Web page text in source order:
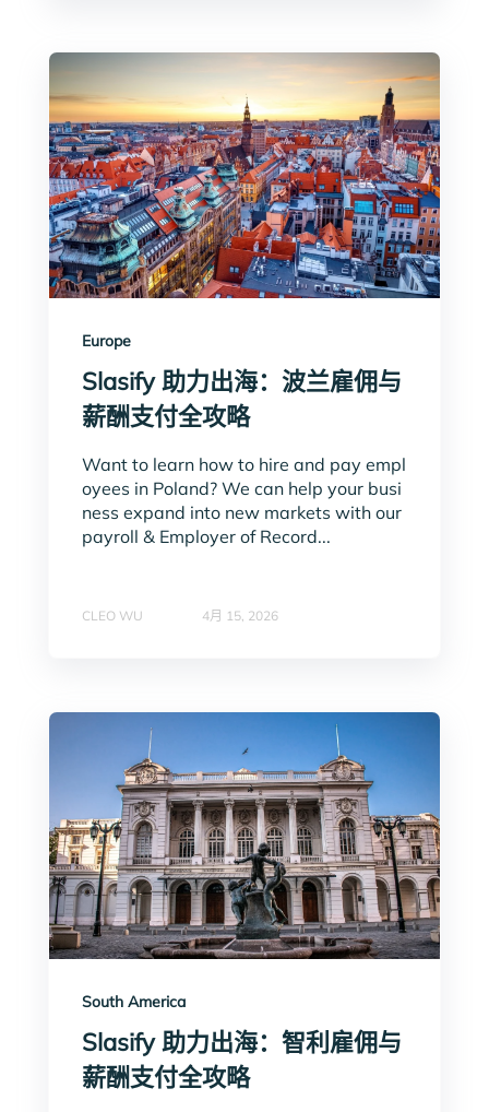
Europe
Slasify 助力出海：波兰雇佣与
薪酬支付全攻略
Want to learn how to hire and pay empl
oyees in Poland? We can help your busi
ness expand into new markets with our
payroll & Employer of Record...
CLEO WU 4月 15, 2026
South America
Slasify 助力出海：智利雇佣与
薪酬支付全攻略